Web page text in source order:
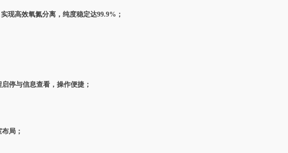
现高效氧氮分离，纯度稳定达99.9%；
停与信息查看，操作便捷；
局；